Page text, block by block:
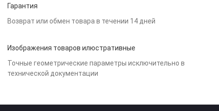
Гарантия
Возврат или обмен товара в течении 14 дней
Изображения товаров илюстративные
Точные геометрические параметры исключительно в
технической документации